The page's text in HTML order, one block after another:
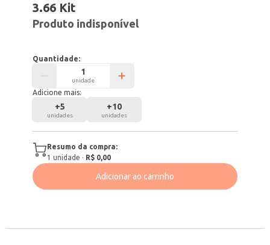
3.66 Kit
Produto indisponível
Quantidade:
unidade
Adicione mais:
+5
unidades
+10
unidades
Resumo da compra:
1 unidade · R$ 0,00
Adicionar ao carrinho